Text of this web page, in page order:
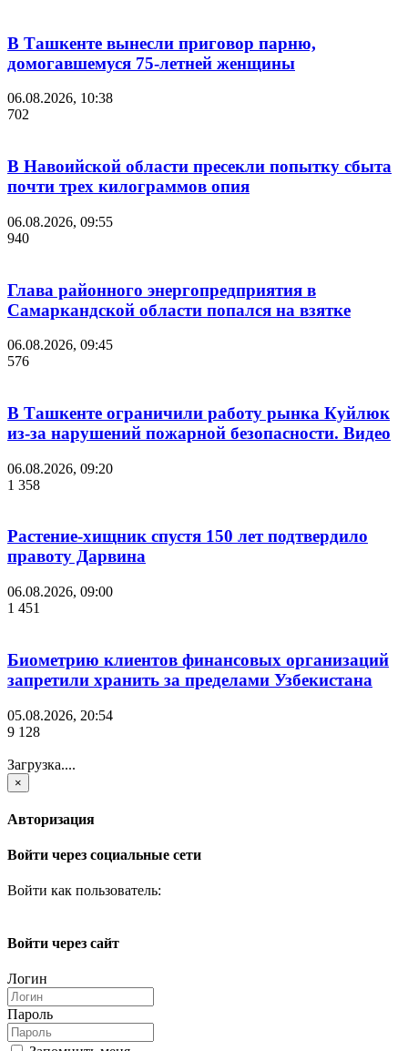
В Ташкенте вынесли приговор парню,
домогавшемуся 75-летней женщины
06.08.2026, 10:38
702
В Навоийской области пресекли попытку сбыта
почти трех килограммов опия
06.08.2026, 09:55
940
Глава районного энергопредприятия в
Самаркандской области попался на взятке
06.08.2026, 09:45
576
В Ташкенте ограничили работу рынка Куйлюк
из-за нарушений пожарной безопасности. Видео
06.08.2026, 09:20
1 358
Растение-хищник спустя 150 лет подтвердило
правоту Дарвина
06.08.2026, 09:00
1 451
Биометрию клиентов финансовых организаций
запретили хранить за пределами Узбекистана
05.08.2026, 20:54
9 128
Загрузка....
×
Авторизация
Войти через социальные сети
Войти как пользователь:
Войти через сайт
Логин
Пароль